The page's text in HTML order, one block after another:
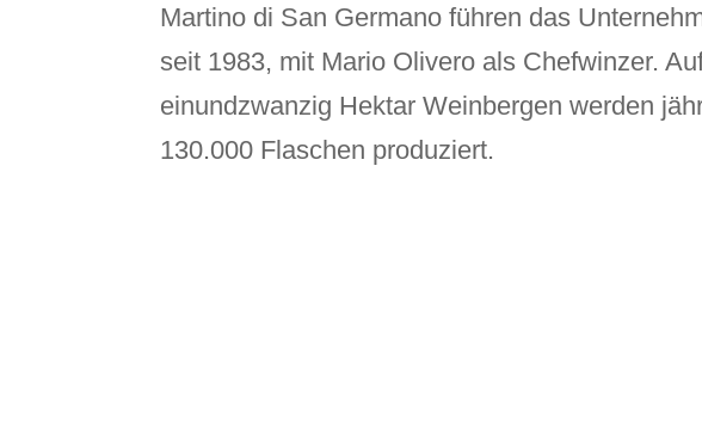
Martino di San Germano führen das
seit 1983, mit Mario Olivero als Chefwinzer.
einundzwanzig Hektar Weinbergen werden
130.000 Flaschen produziert.